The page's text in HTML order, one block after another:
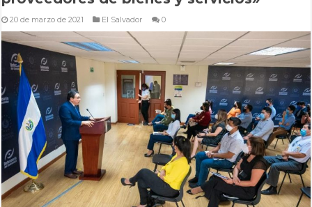
20 de marzo de 2021 El Salvador 0